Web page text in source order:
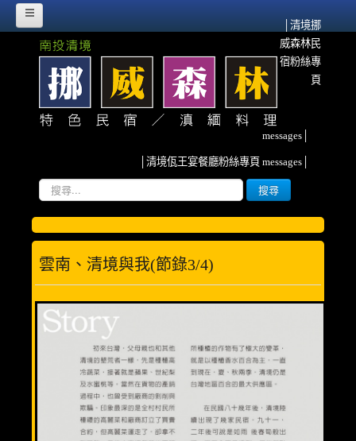
│清境挪
威森林民
宿粉絲專
頁
messages│
│清境佤王宴餐廳粉絲專頁 messages│
搜
尋...
搜尋
HOME
挪威故事
挪威森林的源起
紀念佤族HERO~阿媽
挪威臉書散記
森林寫真
客房介紹
溫馨三人房(3人)
優質親子房(4人)
精緻全家福(6人)
雲南、清境與我(節錄3/4)